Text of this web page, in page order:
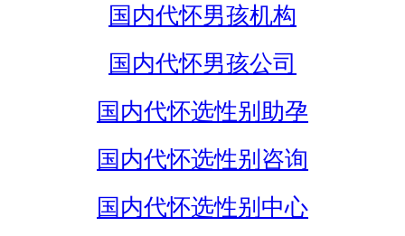
国内代怀男孩机构
国内代怀男孩公司
国内代怀选性别助孕
国内代怀选性别咨询
国内代怀选性别中心